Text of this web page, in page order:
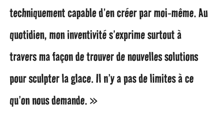
techniquement capable d’en créer par moi-même. Au
quotidien, mon inventivité s’exprime surtout à
travers ma façon de trouver de nouvelles solutions
pour sculpter la glace. Il n’y a pas de limites à ce
qu’on nous demande. »